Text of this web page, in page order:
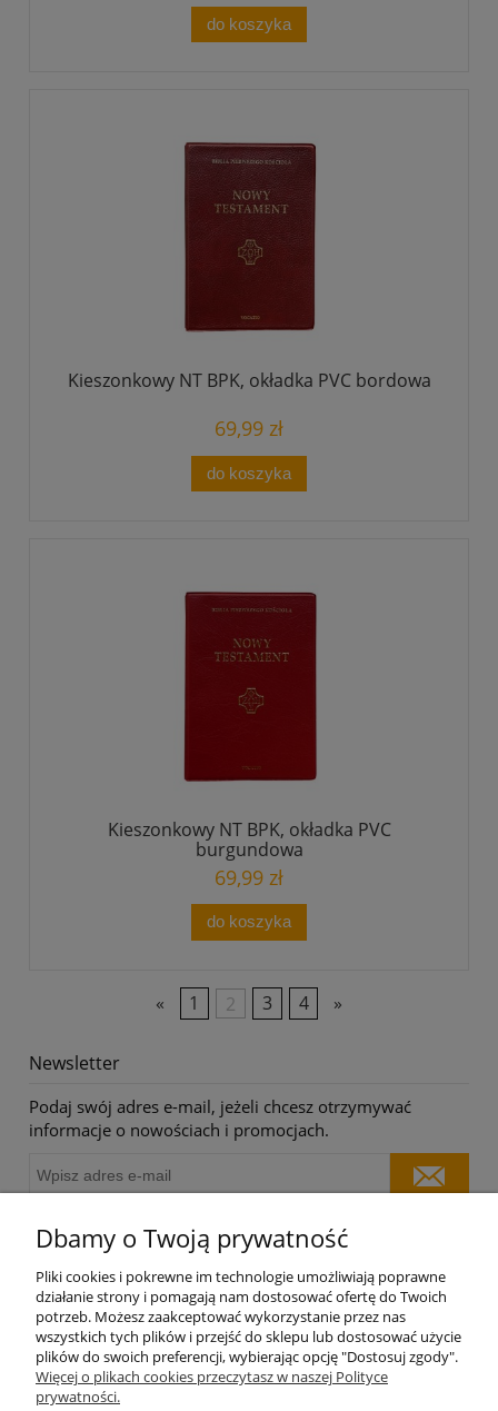
do koszyka
Kieszonkowy NT BPK, okładka PVC bordowa
69,99 zł
do koszyka
Kieszonkowy NT BPK, okładka PVC
burgundowa
69,99 zł
do koszyka
« 1 2 3 4 »
Newsletter
Podaj swój adres e-mail, jeżeli chcesz otrzymywać
informacje o nowościach i promocjach.
Moje konto
Płatności i dostawa
Dbamy o Twoją prywatność
Pliki cookies i pokrewne im technologie umożliwiają poprawne
działanie strony i pomagają nam dostosować ofertę do Twoich
potrzeb. Możesz zaakceptować wykorzystanie przez nas
wszystkich tych plików i przejść do sklepu lub dostosować użycie
plików do swoich preferencji, wybierając opcję "Dostosuj zgody".
Więcej o plikach cookies przeczytasz w naszej Polityce
prywatności.